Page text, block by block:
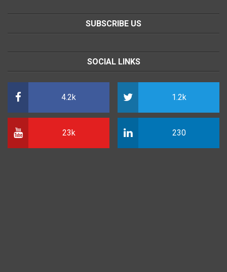
SUBSCRIBE US
SOCIAL LINKS
4.2k 1.2k
23k 230